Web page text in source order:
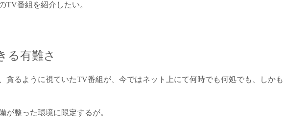
TV番組を紹介したい。
る有難さ
貪るように視ていたTV番組が、今ではネット上にて何時でも何処でも、しかも
が整った環境に限定するが。